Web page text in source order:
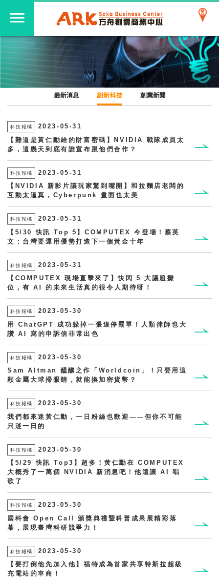
最新消息 創新科技 創業新聞
科技報橘
2023-05-31
【難道是黃仁勳給的財富密碼】NVIDIA 戰隊成員太
多，這幾天到底有誰宣布跟他們合作？
科技報橘
2023-05-31
【NVIDIA 新影片讓玩家驚到嘴開】和拉麵店老闆的
互動太逼真，Cyberpunk 畫面也太美
科技報橘
2023-05-31
【5/30 快訊 Top 5】COMPUTEX 今登場！蔡英
文：台灣要運用優勢打造下一個黃金十年
科技報橘
2023-05-31
【COMPUTEX 現場直擊來了】快閃 5 大議題攤
位，有 AI 的未來生活真的很令人期待呀！
科技報橘
2023-05-30
用 ChatGPT 成功躲掉一張違停罰單！人類律師也大
讚 AI 寫的申訴信非常出色
科技報橘
2023-05-30
Sam Altman 醞釀之作「Worldcoin」！只要用這
顆金屬大球掃眼睛，就能換加密貨幣？
科技報橘
2023-05-30
我們都來迷黃仁勳，一日粉絲也歡迎——但你不可能
只迷一日的
科技報橘
2023-05-30
【5/29 快訊 Top3】超多！黃仁勳在 COMPUTEX
大概秀了一萬個 NVIDIA 新消息吧！他還讓 AI 唱
歌了
科技報橘
2023-05-30
國科會 Open Call 頒獎典禮暨科普成果展精彩落
幕，展現臺灣科研競爭力！
科技報橘
2023-05-30
【要打倒他先加入他】福特成為首家共享特斯拉超級
充電站的車商！